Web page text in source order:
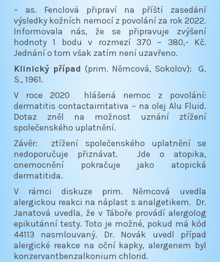
– as. Fenclová připraví na příští zasedání
výsledky kožních nemocí z povolání za rok 2022.
Informovala nás, že se připravuje zvýšení
hodnoty 1 bodu v rozmezí 370 – 380,- Kč.
Jednání o tom však zatím není uzavřeno.
Klinický případ (prim. Němcová, Sokolov): G.
S., 1961.
V roce 2020 hlášená nemoc z povolání:
dermatitis contactairritativa – na olej Alu Fluid.
Dotaz zněl na možnost uznání ztížení
společenského uplatnění.
Závěr: ztížení společenského uplatnění se
nedoporučuje přiznávat. Jde o atopika,
onemocnění pokračuje jako atopická
dermatitida.
V rámci diskuze prim. Němcová uvedla
alergickou reakci na náplast s analgetikem. Dr.
Janatová uvedla, že v Táboře provádí alergolog
epikutánní testy. Toto je možné, pokud má kód
44113 nasmlouvaný. Dr. Novák uvedl případ
alergické reakce na oční kapky, alergenem byl
konzervantbenzalkonium chlorid.